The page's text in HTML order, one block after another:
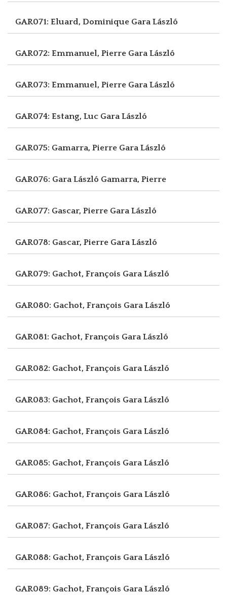
GAR071: Eluard, Dominique Gara László
GAR072: Emmanuel, Pierre Gara László
GAR073: Emmanuel, Pierre Gara László
GAR074: Estang, Luc Gara László
GAR075: Gamarra, Pierre Gara László
GAR076: Gara László Gamarra, Pierre
GAR077: Gascar, Pierre Gara László
GAR078: Gascar, Pierre Gara László
GAR079: Gachot, François Gara László
GAR080: Gachot, François Gara László
GAR081: Gachot, François Gara László
GAR082: Gachot, François Gara László
GAR083: Gachot, François Gara László
GAR084: Gachot, François Gara László
GAR085: Gachot, François Gara László
GAR086: Gachot, François Gara László
GAR087: Gachot, François Gara László
GAR088: Gachot, François Gara László
GAR089: Gachot, François Gara László